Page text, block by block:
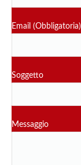
Email (Obbligatoria)
Soggetto
Messaggio